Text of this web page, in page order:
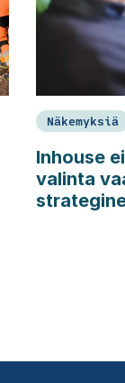
Näkemyksiä
Inhouse
valinta